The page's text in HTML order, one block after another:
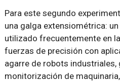
Para este segundo
una galga extensiométrica:
utilizado frecuentemente en
fuerzas de precisión con
agarre de robots
monitorización de